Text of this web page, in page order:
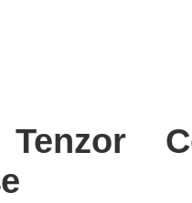
Tenzor